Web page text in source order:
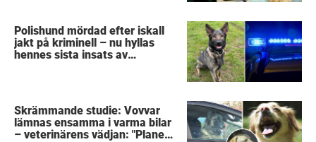
Polishund mördad efter iskall
jakt på kriminell – nu hyllas
hennes sista insats av
Skrämmande studie: Vovvar
lämnas ensamma i varma bilar
– veterinärens vädjan: "Planera